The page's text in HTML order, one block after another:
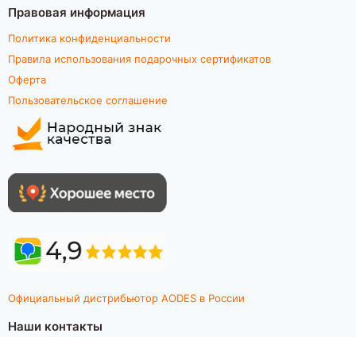
Правовая информация
Политика конфиденциальности
Правила использования подарочных сертификатов
Оферта
Пользовательское соглашение
Официальный дистрибьютор AODES в России
Наши контакты